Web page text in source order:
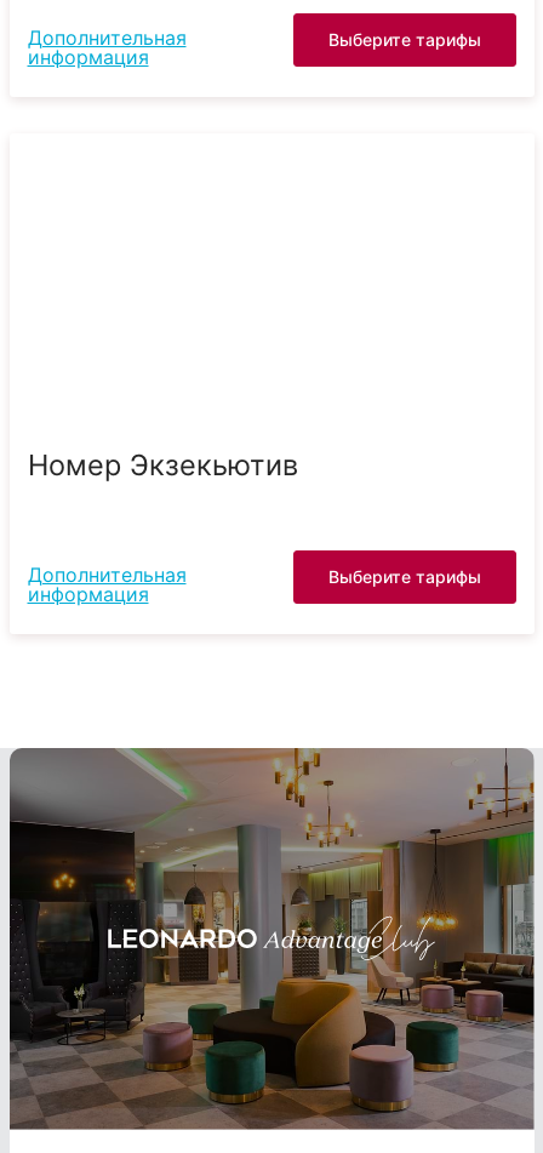
Дополнительная
информация
Выберите тарифы
Номер Экзекьютив
Дополнительная
информация
Выберите тарифы